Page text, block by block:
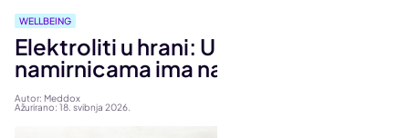
WELLBEING
Elektroliti u hrani: U kojim ih
namirnicama ima najviše?
Autor: Meddox
Ažurirano: 18. svibnja 2026.